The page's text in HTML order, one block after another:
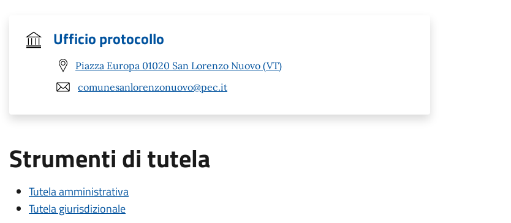
Ufficio protocollo
Piazza Europa 01020 San Lorenzo Nuovo (VT)
comunesanlorenzonuovo@pec.it
Strumenti di tutela
Tutela amministrativa
Tutela giurisdizionale